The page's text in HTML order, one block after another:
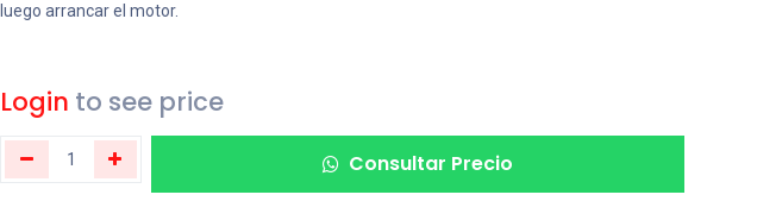
luego arrancar el motor.
Login to see price
Consultar Precio